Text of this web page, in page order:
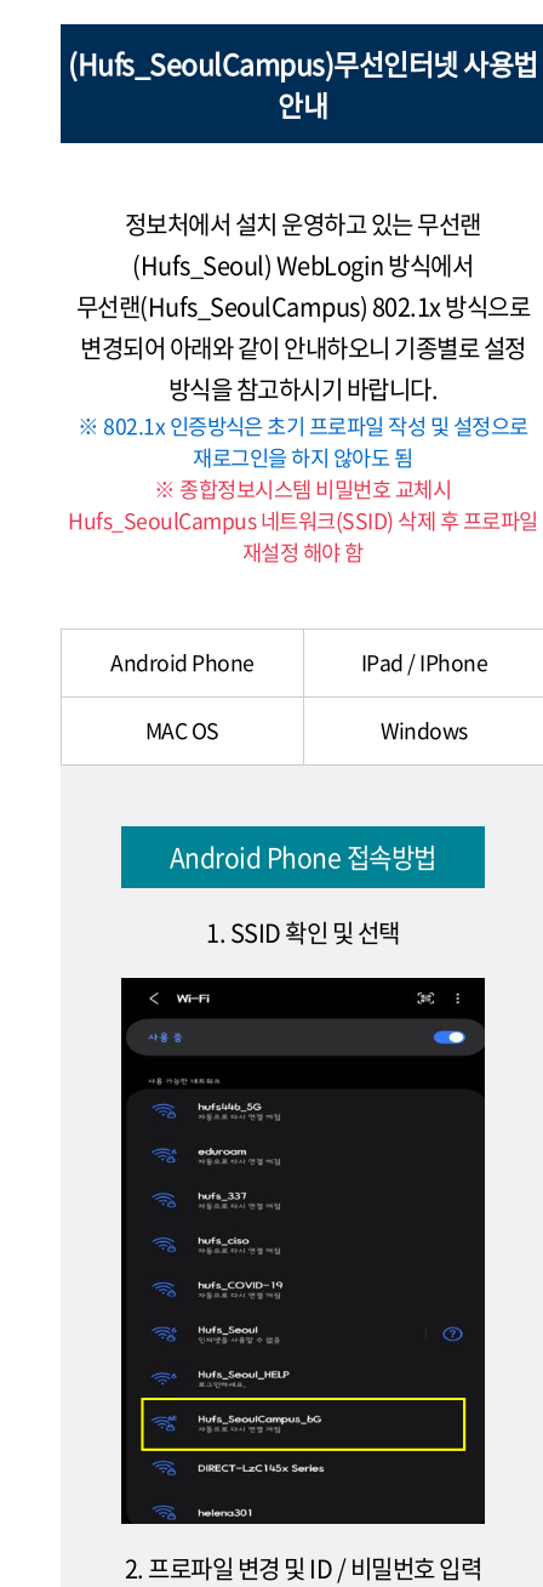
(Hufs_SeoulCampus)무선인터넷 사용법
안내
정보처에서 설치 운영하고 있는 무선랜
(Hufs_Seoul) WebLogin 방식에서
무선랜(Hufs_SeoulCampus) 802.1x 방식으로
변경되어 아래와 같이 안내하오니 기종별로 설정
방식을 참고하시기 바랍니다.
※ 802.1x 인증방식은 초기 프로파일 작성 및 설정으로
재로그인을 하지 않아도 됨
※ 종합정보시스템 비밀번호 교체시
Hufs_SeoulCampus 네트워크(SSID) 삭제 후 프로파일
재설정 해야 함
Android Phone IPad / IPhone
MAC OS Windows
Android Phone 접속방법
1. SSID 확인 및 선택
2. 프로파일 변경 및 ID / 비밀번호 입력